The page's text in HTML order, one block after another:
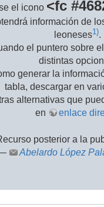
el icono <fc
información de
leoneses1).
el puntero sobre
distintas
generar la
tabla, descargar en
alternativas que
en
enlace
posterior a la
Abelardo López